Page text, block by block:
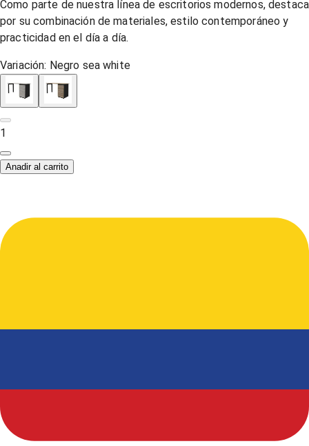
Como parte de nuestra línea de escritorios modernos, destaca
por su combinación de materiales, estilo contemporáneo y
practicidad en el día a día.
Variación: Negro sea white
1
Anadir al carrito